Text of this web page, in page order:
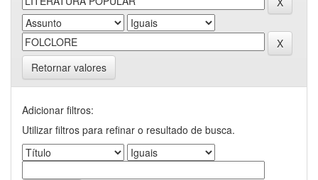
Retornar valores
Adicionar filtros:
Utilizar filtros para refinar o resultado de busca.